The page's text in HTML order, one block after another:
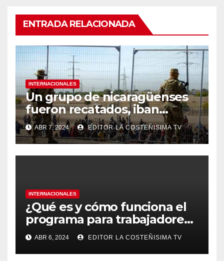
ENTRADA RELACIONADA
INTERNACIONALES
Un grupo de nicaragüenses
fueron recatados, iban
hacinados en un furgón en
México
ABR 7, 2024 EDITOR LA COSTEÑISIMA TV
INTERNACIONALES
¿Qué es y cómo funciona el
programa para trabajadores
migrantes de Panamá y
Nicaragua en Costa Rica?
ABR 6, 2024 EDITOR LA COSTEÑISIMA TV